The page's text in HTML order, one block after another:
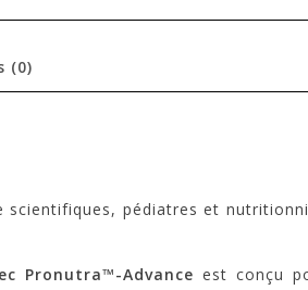
(0)
scientifiques, pédiatres et
Pronutra™-Advance est conçu